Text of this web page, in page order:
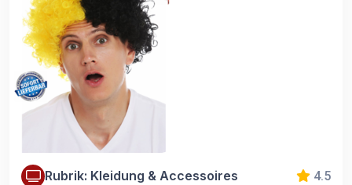
Rubrik: Kleidung & Accessoires 4.5